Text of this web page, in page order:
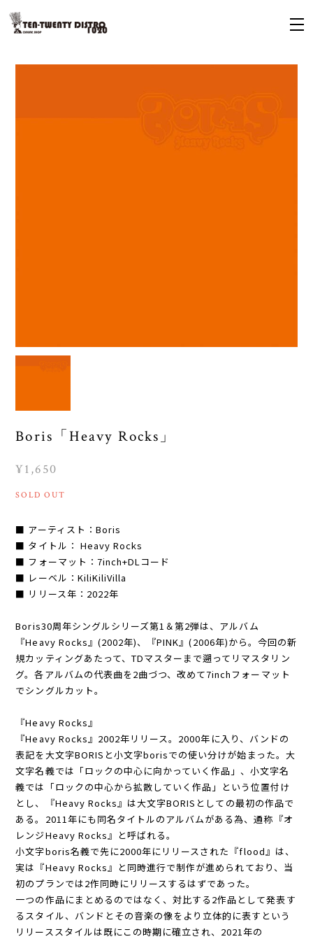
Boris「Heavy Rocks」
¥1,650
SOLD OUT
■ アーティスト：Boris
■ タイトル： Heavy Rocks
■ フォーマット：7inch+DLコード
■ レーベル：KiliKiliVilla
■ リリース年：2022年
Boris30周年シングルシリーズ第1＆第2弾は、アルバム
『Heavy Rocks』(2002年)、『PINK』(2006年)から。今回の新
規カッティングあたって、TDマスターまで遡ってリマスタリン
グ。各アルバムの代表曲を2曲づつ、改めて7inchフォーマット
でシングルカット。
『Heavy Rocks』
『Heavy Rocks』2002年リリース。2000年に入り、バンドの
表記を大文字BORISと小文字borisでの使い分けが始まった。大
文字名義では「ロックの中心に向かっていく作品」、小文字名
義では「ロックの中心から拡散していく作品」という位置付け
とし、『Heavy Rocks』は大文字BORISとしての最初の作品で
ある。2011年にも同名タイトルのアルバムがある為、通称『オ
レンジHeavy Rocks』と呼ばれる。
小文字boris名義で先に2000年にリリースされた『flood』は、
実は『Heavy Rocks』と同時進行で制作が進められており、当
初のプランでは2作同時にリリースするはずであった。
一つの作品にまとめるのではなく、対比する2作品として発表す
るスタイル、バンドとその音楽の像をより立体的に表すという
リリーススタイルは既にこの時期に確立され、2021年の